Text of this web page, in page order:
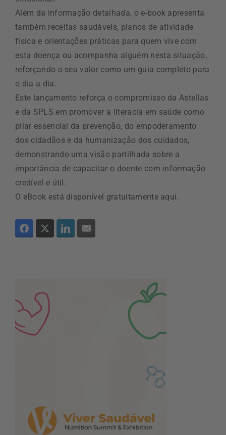
Além da informação detalhada, o e-book apresenta
também receitas saudáveis, planos de atividade
física e orientações práticas para quem vive com
esta doença ou acompanha alguém nesta situação,
reforçando o seu valor como um guia completo para
o dia a dia.
Este lançamento reforça o compromisso da Astellas
e da SPLS em promover a literacia em saúde como
pilar essencial da prevenção, do empoderamento
dos cidadãos e da humanização dos cuidados,
demonstrando uma visão partilhada sobre a
importância de capacitar o doente com informação
credível e útil.
O eBook está disponível gratuitamente aqui.